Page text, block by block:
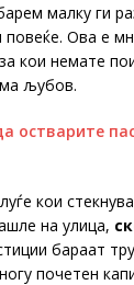
малку ги
повеќе. Ова е
кои немате
љубов.
остварите
кои
на улица,
бараат
почетен